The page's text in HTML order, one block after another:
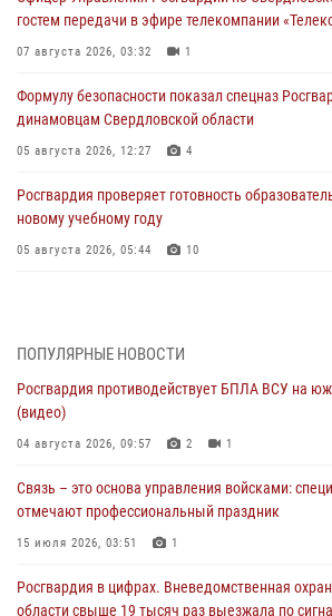
гостем передачи в эфире телекомпании
07 августа 2026, 03:32 1
Формулу безопасности показал спецназ
динамовцам Свердловской области
05 августа 2026, 12:27 4
Росгвардия проверяет готовность
новому учебному году
05 августа 2026, 05:44 10
04 августа 2026, 09:57 2
Росгвардия приняла участие в обеспечении
города в Екатеринбурге
03 августа 2026, 07:43 3
Росгвардия приняла участие в
антитеррористическом учении в Свердловской
31 июля 2026, 12:27 1
Росгвардия обеспечивает безопасность
ПОПУЛЯРНЫЕ НОВОСТИ
Росгвардия противодействует БПЛА ВСУ на
(видео)
04 августа 2026, 09:57 2 1
Связь – это основа управления войсками:
отмечают профессиональный праздник
15 июля 2026, 03:51 1
Росгвардия в цифрах. Вневедомственная
области свыше 19 тысяч раз выезжала по